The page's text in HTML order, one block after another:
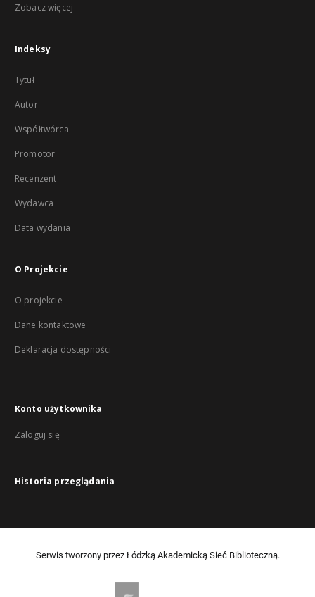
Zobacz więcej
Indeksy
Tytuł
Autor
Współtwórca
Promotor
Recenzent
Wydawca
Data wydania
O Projekcie
O projekcie
Dane kontaktowe
Deklaracja dostępności
Konto użytkownika
Zaloguj się
Historia przeglądania
Serwis tworzony przez Łódzką Akademicką Sieć Biblioteczną.